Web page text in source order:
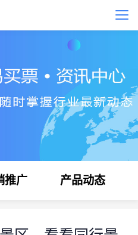
推广 产品动态